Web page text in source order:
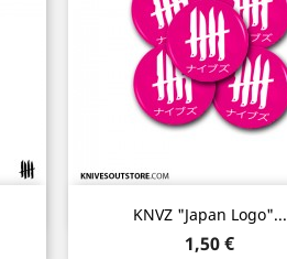
KNVZ "Japan Logo"...
Prix
1,50 €
Aperçu rapide